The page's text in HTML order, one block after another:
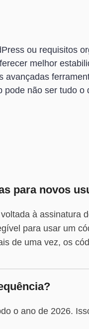
ou requisitos
melhor
não ser tudo o
para novos
à assinatura
para usar um
de uma vez, os
o ano de 2026.